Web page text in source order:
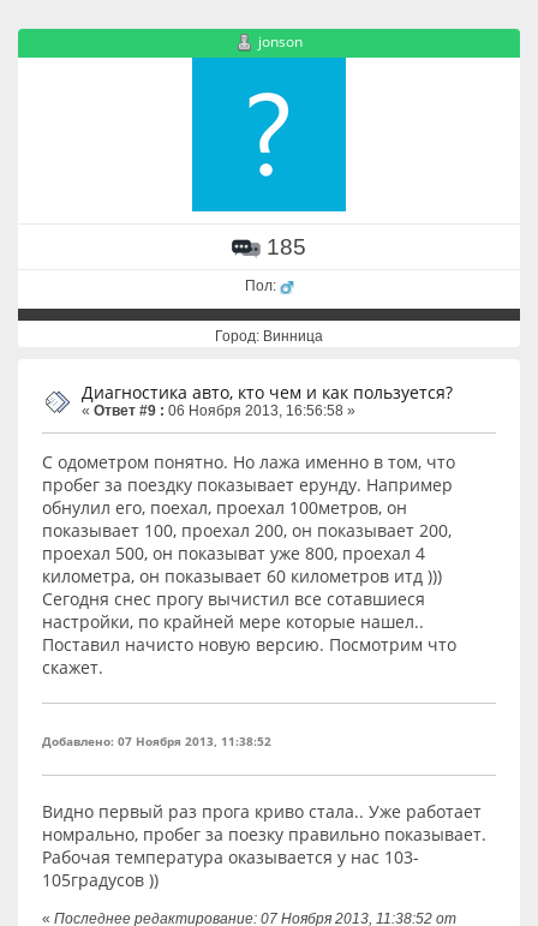
jonson
185
Пол:
Город: Винница
Диагностика авто, кто чем и как пользуется?
« Ответ #9 : 06 Ноября 2013, 16:56:58 »
С одометром понятно. Но лажа именно в том, что
пробег за поездку показывает ерунду. Например
обнулил его, поехал, проехал 100метров, он
показывает 100, проехал 200, он показывает 200,
проехал 500, он показыват уже 800, проехал 4
километра, он показывает 60 километров итд )))
Сегодня снес прогу вычистил все сотавшиеся
настройки, по крайней мере которые нашел..
Поставил начисто новую версию. Посмотрим что
скажет.
Добавлено: 07 Ноября 2013, 11:38:52
Видно первый раз прога криво стала.. Уже работает
номрально, пробег за поезку правильно показывает.
Рабочая температура оказывается у нас 103-
105градусов ))
« Последнее редактирование: 07 Ноября 2013, 11:38:52 от